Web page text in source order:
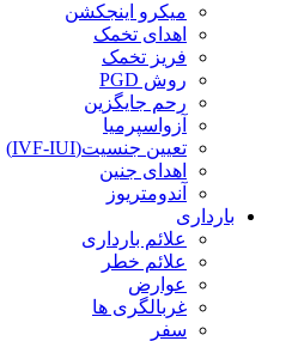
میکرو اینجکشن
اهدای تخمک
فریز تخمک
روش PGD
رحم جایگزین
آزواسپرمیا
تعیین جنسیت(IVF-IUI)
اهدای جنین
آندومتریوز
بارداری
علائم بارداری
علائم خطر
عوارض
غربالگری ها
سفر